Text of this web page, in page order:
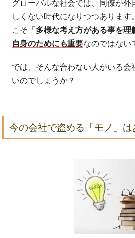
グローバルな社会では、同僚が外
しくない時代になりつつあります
こそ 「多様な考え方がある事を
自身のためにも重要なのではない
では、そんな合わない人がいる会
いのでしょうか？
今の会社で盗める「モノ」は